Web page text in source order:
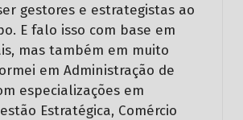
gestores e estrategistas ao
E falo isso com base em
mas também em muito
em Administração de
especializações em
Estratégica, Comércio